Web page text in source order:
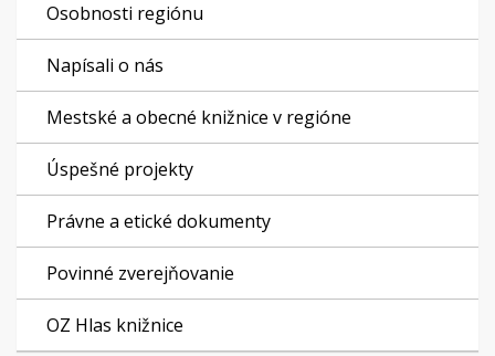
Osobnosti regiónu
Napísali o nás
Mestské a obecné knižnice v regióne
Úspešné projekty
Právne a etické dokumenty
Povinné zverejňovanie
OZ Hlas knižnice